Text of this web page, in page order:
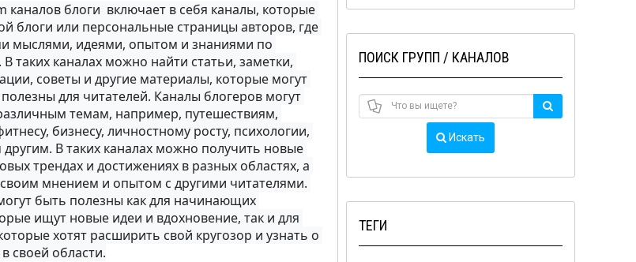
каналов блоги  включает в себя каналы, которые
блоги или персональные страницы авторов, где
мыслями, идеями, опытом и знаниями по
таких каналах можно найти статьи, заметки,
советы и другие материалы, которые могут
для читателей. Каналы блогеров могут
темам, например, путешествиям,
бизнесу, личностному росту, психологии,
другим. В таких каналах можно получить новые
трендах и достижениях в разных областях, а
мнением и опытом с другими читателями.
быть полезны как для начинающих
ищут новые идеи и вдохновение, так и для
хотят расширить свой кругозор и узнать о
своей области.
ПОИСК ГРУПП / КАНАЛОВ
Искать
ТЕГИ